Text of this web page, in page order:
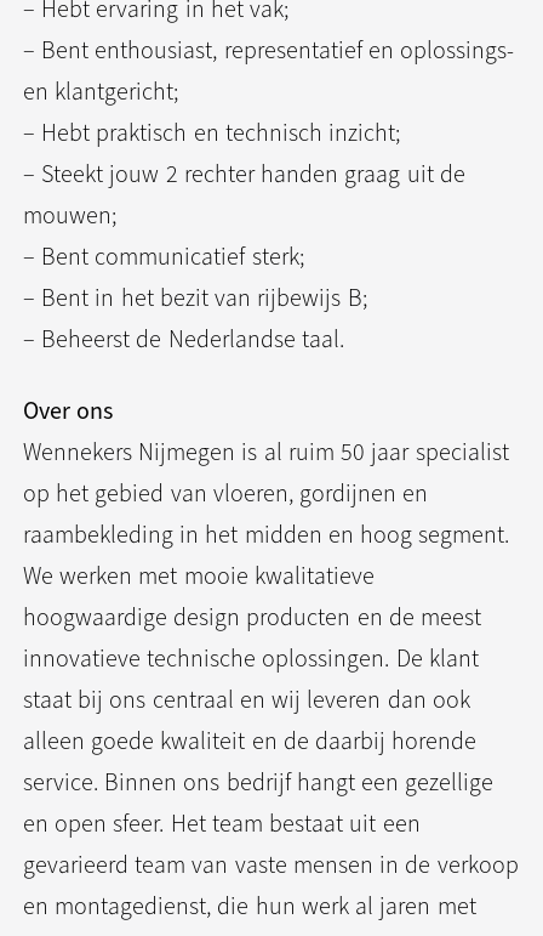
– Hebt ervaring in het vak;
– Bent enthousiast, representatief en oplossings-
en klantgericht;
– Hebt praktisch en technisch inzicht;
– Steekt jouw 2 rechter handen graag uit de
mouwen;
– Bent communicatief sterk;
– Bent in het bezit van rijbewijs B;
– Beheerst de Nederlandse taal.
Over ons
Wennekers Nijmegen is al ruim 50 jaar specialist
op het gebied van vloeren, gordijnen en
raambekleding in het midden en hoog segment.
We werken met mooie kwalitatieve
hoogwaardige design producten en de meest
innovatieve technische oplossingen. De klant
staat bij ons centraal en wij leveren dan ook
alleen goede kwaliteit en de daarbij horende
service. Binnen ons bedrijf hangt een gezellige
en open sfeer. Het team bestaat uit een
gevarieerd team van vaste mensen in de verkoop
en montagedienst, die hun werk al jaren met